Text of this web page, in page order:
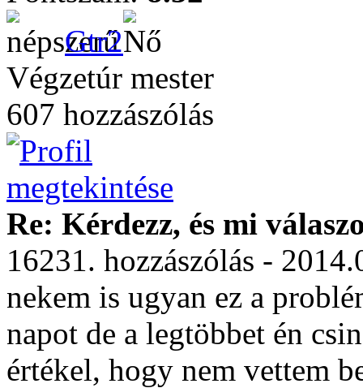
Gtr2
Végzetúr mester
607 hozzászólás
Re: Kérdezz, és mi
16231. hozzászólás -
nekem is ugyan ez a
napot de a legtöbbet én
értékel, hogy nem vettem